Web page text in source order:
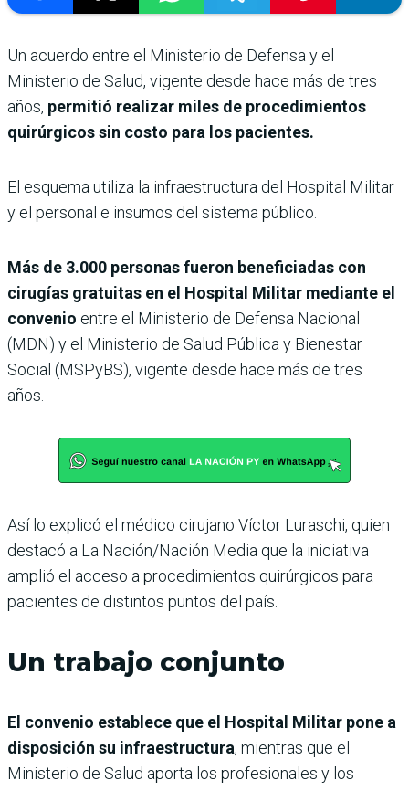
Un acuerdo entre el Ministerio de Defensa y el
Ministerio de Salud, vigente desde hace más de tres
años, permitió realizar miles de procedimientos
quirúrgicos sin costo para los pacientes.
El esquema utiliza la infraestructura del Hospital Militar
y el personal e insumos del sistema público.
Más de 3.000 personas fueron beneficiadas con
cirugías gratuitas en el Hospital Militar mediante el
convenio entre el Ministerio de Defensa Nacional
(MDN) y el Ministerio de Salud Pública y Bienestar
Social (MSPyBS), vigente desde hace más de tres
años.
Así lo explicó el médico cirujano Víctor Luraschi, quien
destacó a La Nación/Nación Media que la iniciativa
amplió el acceso a procedimientos quirúrgicos para
pacientes de distintos puntos del país.
Un trabajo conjunto
El convenio establece que el Hospital Militar pone a
disposición su infraestructura, mientras que el
Ministerio de Salud aporta los profesionales y los